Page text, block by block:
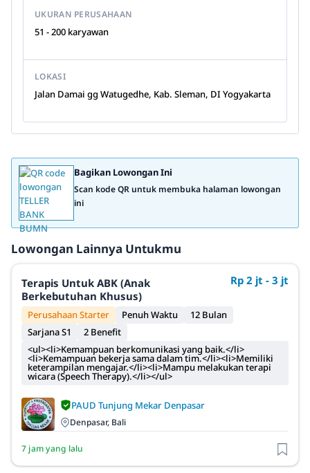
UKURAN PERUSAHAAN
51 - 200 karyawan
LOKASI
Jalan Damai gg Watugedhe, Kab. Sleman, DI Yogyakarta
Bagikan Lowongan Ini
Scan kode QR untuk membuka halaman lowongan
ini
Lowongan Lainnya Untukmu
Terapis Untuk ABK (Anak
Berkebutuhan Khusus)
Rp 2 jt - 3 jt
Perusahaan Starter Penuh Waktu
12 Bulan
Sarjana S1
2 Benefit
<ul><li>Kemampuan berkomunikasi yang baik.</li>
<li>Kemampuan bekerja sama dalam tim.</li><li>Memiliki
keterampilan mengajar.</li><li>Mampu melakukan terapi
wicara (Speech Therapy).</li></ul>
PAUD Tunjung Mekar Denpasar
Denpasar, Bali
7 jam yang lalu